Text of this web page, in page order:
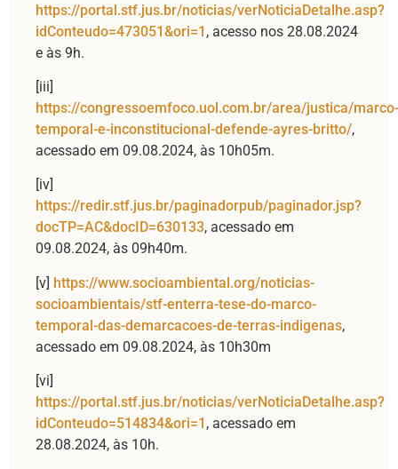
https://portal.stf.jus.br/noticias/verNoticiaDetalhe.asp?
idConteudo=473051&ori=1 , acesso nos 28.08.2024
e às 9h.
[iii]
https://congressoemfoco.uol.com.br/area/justica/marco-
temporal-e-inconstitucional-defende-ayres-britto/,
acessado em 09.08.2024, às 10h05m.
[iv]
https://redir.stf.jus.br/paginadorpub/paginador.jsp?
docTP=AC&docID=630133, acessado em
09.08.2024, às 09h40m.
[v] https://www.socioambiental.org/noticias-
socioambientais/stf-enterra-tese-do-marco-
temporal-das-demarcacoes-de-terras-indigenas,
acessado em 09.08.2024, às 10h30m
[vi]
https://portal.stf.jus.br/noticias/verNoticiaDetalhe.asp?
idConteudo=514834&ori=1 , acessado em
28.08.2024, às 10h.